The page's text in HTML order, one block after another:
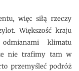
więc siłą rzeczy
Większość kraju
klimatu
nie trafimy tam w
przemyśleć podróż